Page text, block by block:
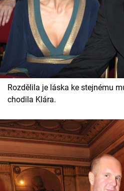
Rozdělila je láska ke stejnému
chodila Klára.